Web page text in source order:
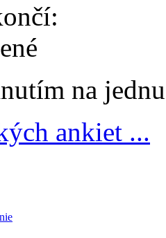
na
ankiet ...